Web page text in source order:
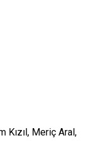
Kızıl, Meriç Aral,